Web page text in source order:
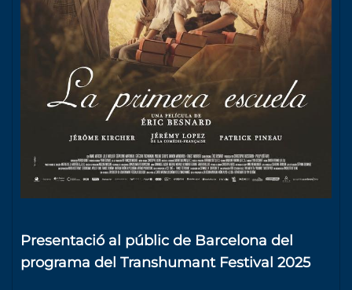
Presentació al públic de Barcelona del
programa del Transhumant Festival 2025